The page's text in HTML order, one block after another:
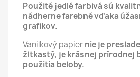
Použité jedlé farbivá sú
nádherne farebné vďaka
grafikov.
Vanilkový papiernie je
žltkastý, je krásnej prírodnej
použitia beloby.